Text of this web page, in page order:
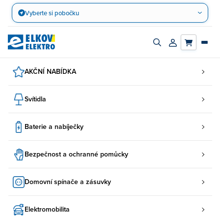
Přejít
obsah
Vyberte si pobočku
Zapnout/vypnout
Přihlásit/
AKČNÍ NABÍDKA
Svítidla
Baterie a nabíječky
Bezpečnost a ochranné pomůcky
Domovní spínače a zásuvky
Elektromobilita